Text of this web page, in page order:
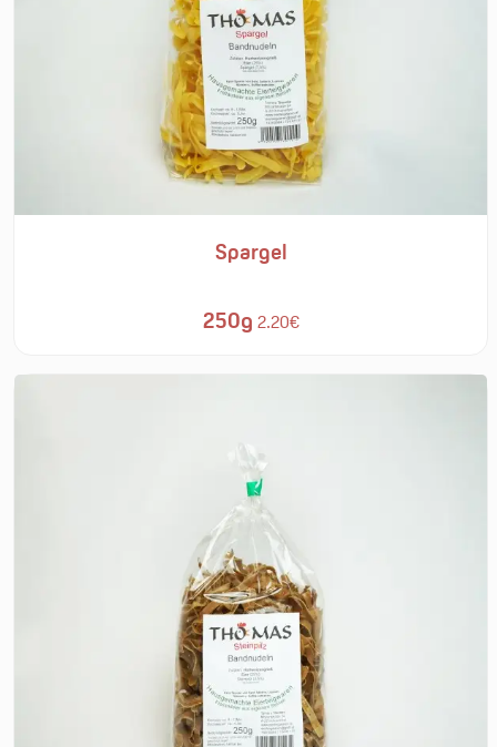
Spargel
250g 2.20€